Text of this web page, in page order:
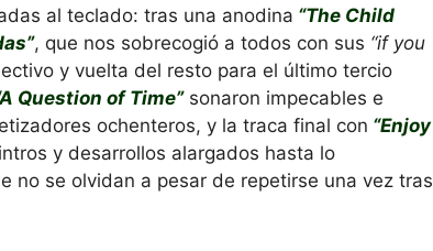
al teclado: tras una anodina “The Child
, que nos sobrecogió a todos con sus “if you
y vuelta del resto para el último tercio
Question of Time”sonaron impecables e
ochenteros, y la traca final con “Enjoy
y desarrollos alargados hasta lo
no se olvidan a pesar de repetirse una vez tras